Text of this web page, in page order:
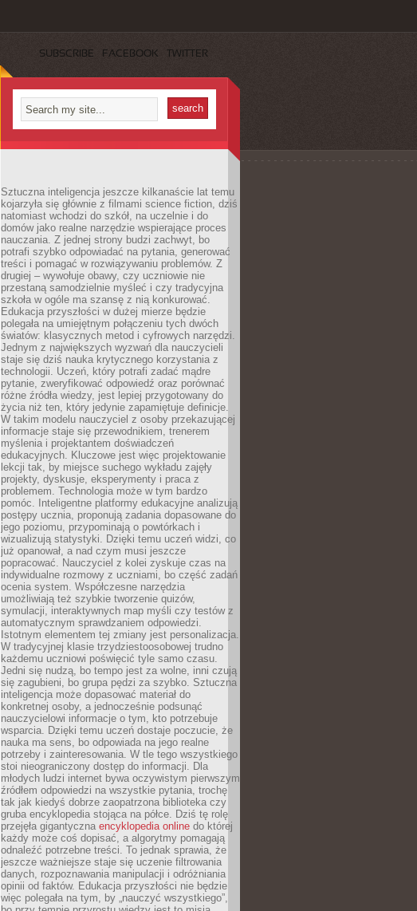
SUBSCRIBE FACEBOOK TWITTER
Sztuczna inteligencja jeszcze kilkanaście lat temu
kojarzyła się głównie z filmami science fiction, dziś
natomiast wchodzi do szkół, na uczelnie i do
domów jako realne narzędzie wspierające proces
nauczania. Z jednej strony budzi zachwyt, bo
potrafi szybko odpowiadać na pytania, generować
treści i pomagać w rozwiązywaniu problemów. Z
drugiej – wywołuje obawy, czy uczniowie nie
przestaną samodzielnie myśleć i czy tradycyjna
szkoła w ogóle ma szansę z nią konkurować.
Edukacja przyszłości w dużej mierze będzie
polegała na umiejętnym połączeniu tych dwóch
światów: klasycznych metod i cyfrowych narzędzi.
Jednym z największych wyzwań dla nauczycieli
staje się dziś nauka krytycznego korzystania z
technologii. Uczeń, który potrafi zadać mądre
pytanie, zweryfikować odpowiedź oraz porównać
różne źródła wiedzy, jest lepiej przygotowany do
życia niż ten, który jedynie zapamiętuje definicje.
W takim modelu nauczyciel z osoby przekazującej
informacje staje się przewodnikiem, trenerem
myślenia i projektantem doświadczeń
edukacyjnych. Kluczowe jest więc projektowanie
lekcji tak, by miejsce suchego wykładu zajęły
projekty, dyskusje, eksperymenty i praca z
problemem. Technologia może w tym bardzo
pomóc. Inteligentne platformy edukacyjne analizują
postępy ucznia, proponują zadania dopasowane do
jego poziomu, przypominają o powtórkach i
wizualizują statystyki. Dzięki temu uczeń widzi, co
już opanował, a nad czym musi jeszcze
popracować. Nauczyciel z kolei zyskuje czas na
indywidualne rozmowy z uczniami, bo część zadań
ocenia system. Współczesne narzędzia
umożliwiają też szybkie tworzenie quizów,
symulacji, interaktywnych map myśli czy testów z
automatycznym sprawdzaniem odpowiedzi.
Istotnym elementem tej zmiany jest personalizacja.
W tradycyjnej klasie trzydziestoosobowej trudno
każdemu uczniowi poświęcić tyle samo czasu.
Jedni się nudzą, bo tempo jest za wolne, inni czują
się zagubieni, bo grupa pędzi za szybko. Sztuczna
inteligencja może dopasować materiał do
konkretnej osoby, a jednocześnie podsunąć
nauczycielowi informacje o tym, kto potrzebuje
wsparcia. Dzięki temu uczeń dostaje poczucie, że
nauka ma sens, bo odpowiada na jego realne
potrzeby i zainteresowania. W tle tego wszystkiego
stoi nieograniczony dostęp do informacji. Dla
młodych ludzi internet bywa oczywistym pierwszym
źródłem odpowiedzi na wszystkie pytania, trochę
tak jak kiedyś dobrze zaopatrzona biblioteka czy
gruba encyklopedia stojąca na półce. Dziś tę rolę
przejęła gigantyczna encyklopedia online do której
każdy może coś dopisać, a algorytmy pomagają
odnaleźć potrzebne treści. To jednak sprawia, że
jeszcze ważniejsze staje się uczenie filtrowania
danych, rozpoznawania manipulacji i odróżniania
opinii od faktów. Edukacja przyszłości nie będzie
więc polegała na tym, by „nauczyć wszystkiego”,